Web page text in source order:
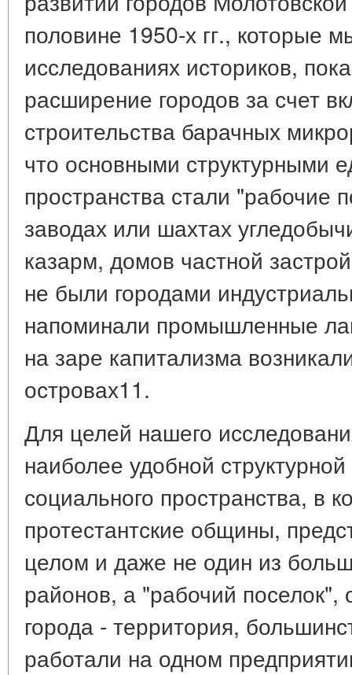
половине 1950-х гг., которые
исследованиях историков,
расширение городов за счет
строительства барачных
что основными структурными
пространства стали "рабочие
заводах или шахтах
казарм, домов частной
не были городами
напоминали промышленные
на заре капитализма
островах11.
Для целей нашего
наиболее удобной
социального пространства, в
протестантские общины,
целом и даже не один из
районов, а "рабочий поселок",
города - территория,
работали на одном